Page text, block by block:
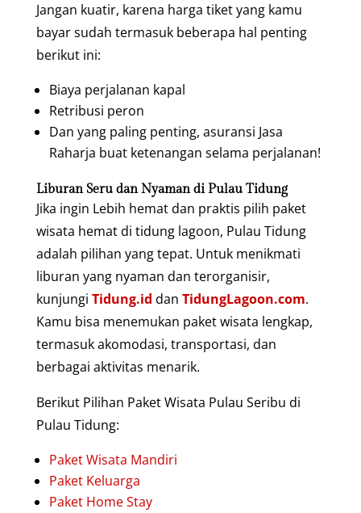
Jangan kuatir, karena harga tiket yang kamu
bayar sudah termasuk beberapa hal penting
berikut ini:
Biaya perjalanan kapal
Retribusi peron
Dan yang paling penting, asuransi Jasa
Raharja buat ketenangan selama perjalanan!
Liburan Seru dan Nyaman di Pulau Tidung
Jika ingin Lebih hemat dan praktis pilih paket
wisata hemat di tidung lagoon, Pulau Tidung
adalah pilihan yang tepat. Untuk menikmati
liburan yang nyaman dan terorganisir,
kunjungi Tidung.id dan TidungLagoon.com.
Kamu bisa menemukan paket wisata lengkap,
termasuk akomodasi, transportasi, dan
berbagai aktivitas menarik.
Berikut Pilihan Paket Wisata Pulau Seribu di
Pulau Tidung:
Paket Wisata Mandiri
Paket Keluarga
Paket Home Stay